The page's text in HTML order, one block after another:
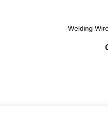
Welding